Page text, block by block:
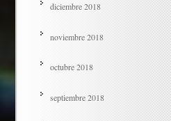
diciembre 2018
noviembre 2018
octubre 2018
septiembre 2018